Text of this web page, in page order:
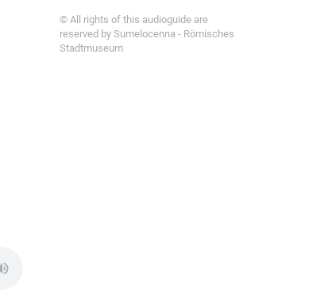
© All rights of this audioguide are
reserved by Sumelocenna - Römisches
Stadtmuseum